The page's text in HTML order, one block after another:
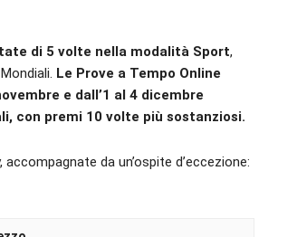
di 5 volte nella modalità Sport,
Le Prove a Tempo Online
e dall’1 al 4 dicembre
con premi 10 volte più sostanziosi.
da un’ospite d’eccezione: